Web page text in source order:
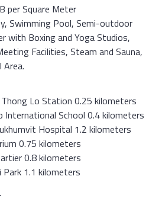
per Square Meter
Swimming Pool, Semi-outdoor
with Boxing and Yoga Studios,
Facilities, Steam and Sauna,
Lo Station 0.25 kilometers
International School 0.4 kilometers
Hospital 1.2 kilometers
0.75 kilometers
0.8 kilometers
Park 1.1 kilometers